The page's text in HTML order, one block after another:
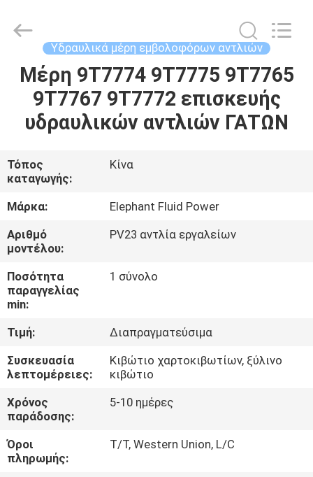
ΣΠΊΤΙ
ΠΡΟΪΌΝΤΑ
ΠΕΡΊΠΟΥ
ΕΜΕΊΣ
ΓΎΡΟΣ
ΕΡΓΟΣΤΑΣΊΩΝ
ΠΟΙΟΤΙΚΌΣ
ΈΛΕΓΧΟΣ
ΜΑΣ
ΕΛΆΤΕ
ΣΕ
ΕΠΑΦΉ
ΜΕ
Power
Co.,Ltd.
Reserved.
Υδραυλικά μέρη εμβολοφόρων αντλιών
Μέρη 9T7774 9T7775 9T7765
9T7767 9T7772 επισκευής
υδραυλικών αντλιών ΓΑΤΩΝ
Τόπος
καταγωγής:
Κίνα
Μάρκα:
Elephant Fluid Power
Αριθμό
μοντέλου:
PV23 αντλία εργαλείων
Ποσότητα
παραγγελίας
min:
1 σύνολο
Τιμή:
Διαπραγματεύσιμα
Συσκευασία
λεπτομέρειες:
Κιβώτιο χαρτοκιβωτίων, ξύλινο
κιβώτιο
Χρόνος
παράδοσης:
5-10 ημέρες
Όροι
πληρωμής:
T/T, Western Union, L/C